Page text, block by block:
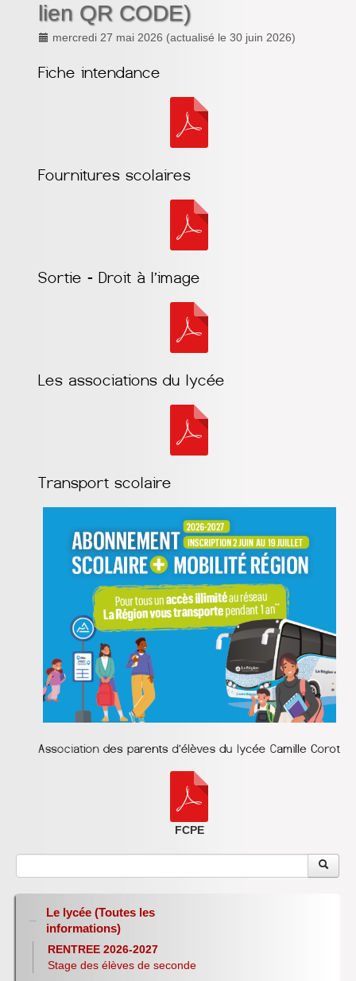
lien QR CODE)
mercredi 27 mai 2026 (actualisé le 30 juin 2026)
FCPE
Le lycée (Toutes les
informations)
RENTREE 2026-2027
Stage des élèves de seconde